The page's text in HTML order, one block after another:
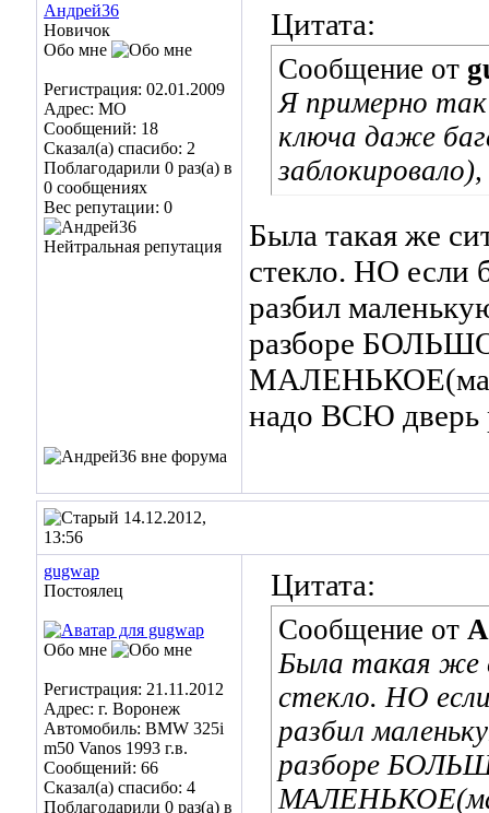
Андрей36
Новичок
Обо мне
Регистрация: 02.01.2009
Адрес: МО
Сообщений: 18
Сказал(а) спасибо: 2
Поблагодарили 0 раз(а) в
0 сообщениях
Вес репутации: 0
Цитата:
Сообщение от
Я примерно
ключа даже
Была такая же
стекло. НО
разбил
разборе
надо ВСЮ дверь
14.12.2012,
13:56
gugwap
Постоялец
Обо мне
Регистрация: 21.11.2012
Адрес: г. Воронеж
Автомобиль: BMW 325i
m50 Vanos 1993 г.в.
Сообщений: 66
Сказал(а) спасибо: 4
Поблагодарили 0 раз(а) в
Цитата:
Сообщение от
Была такая же
стекло. НО
разбил
разборе